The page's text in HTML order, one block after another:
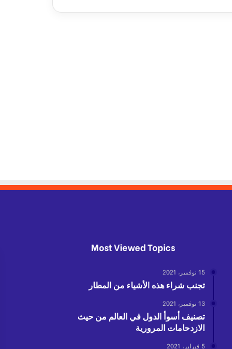
Most Viewed Topics
15 نوفمبر، 2021
تجنب شراء هذه الأشياء من المطار
13 نوفمبر، 2021
تصنيف أسوأ الدول في العالم من حيث
الازدحامات المرورية
5 فبراير، 2021